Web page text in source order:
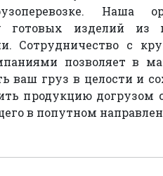
Наша
готовых изделий из
Сотрудничество с
позволяет в
ваш груз в целости и
продукцию
в попутном